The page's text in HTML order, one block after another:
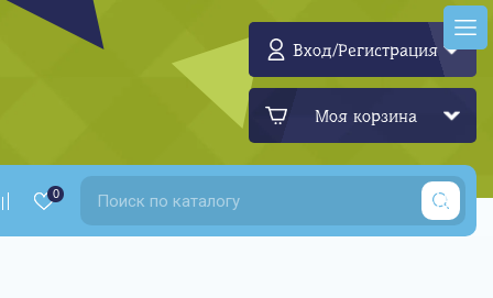
Вход/Регистрация
Моя корзина
0